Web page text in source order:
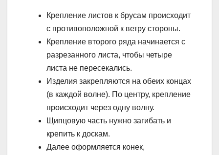
Крепление листов к брусам происходит
с противоположной к ветру стороны.
Крепление второго ряда начинается с
разрезанного листа, чтобы четыре
листа не пересекались.
Изделия закрепляются на обеих концах
(в каждой волне). По центру, крепление
происходит через одну волну.
Щипцовую часть нужно загибать и
крепить к доскам.
Далее оформляется конек,